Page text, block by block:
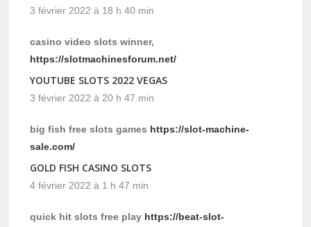
3 février 2022 à 18 h 40 min
casino video slots winner,
https://slotmachinesforum.net/
YOUTUBE SLOTS 2022 VEGAS
3 février 2022 à 20 h 47 min
big fish free slots games https://slot-machine-
sale.com/
GOLD FISH CASINO SLOTS
4 février 2022 à 1 h 47 min
quick hit slots free play https://beat-slot-